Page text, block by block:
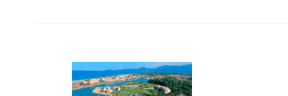
L’Île
de